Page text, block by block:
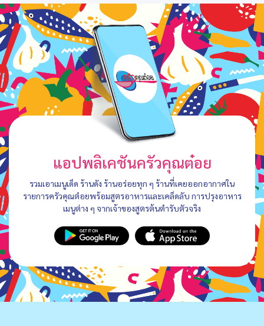
แอปพลิเคชันครัวคุณต๋อย
รวมเอาเมนูเด็ด ร้านดัง ร้านอร่อยทุก ๆ ร้านที่เคยออกอากาศใน
รายการครัวคุณต๋อยพร้อมสูตรอาหารและเคล็ดลับ การปรุงอาหาร
เมนูต่าง ๆ จากเจ้าของสูตรต้นตำรับตัวจริง